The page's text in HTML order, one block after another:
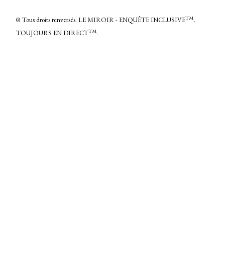
©Tous droits renversés. LE MIROIR - ENQUÊTE INCLUSIVETM.
TOUJOURS EN DIRECTTM.